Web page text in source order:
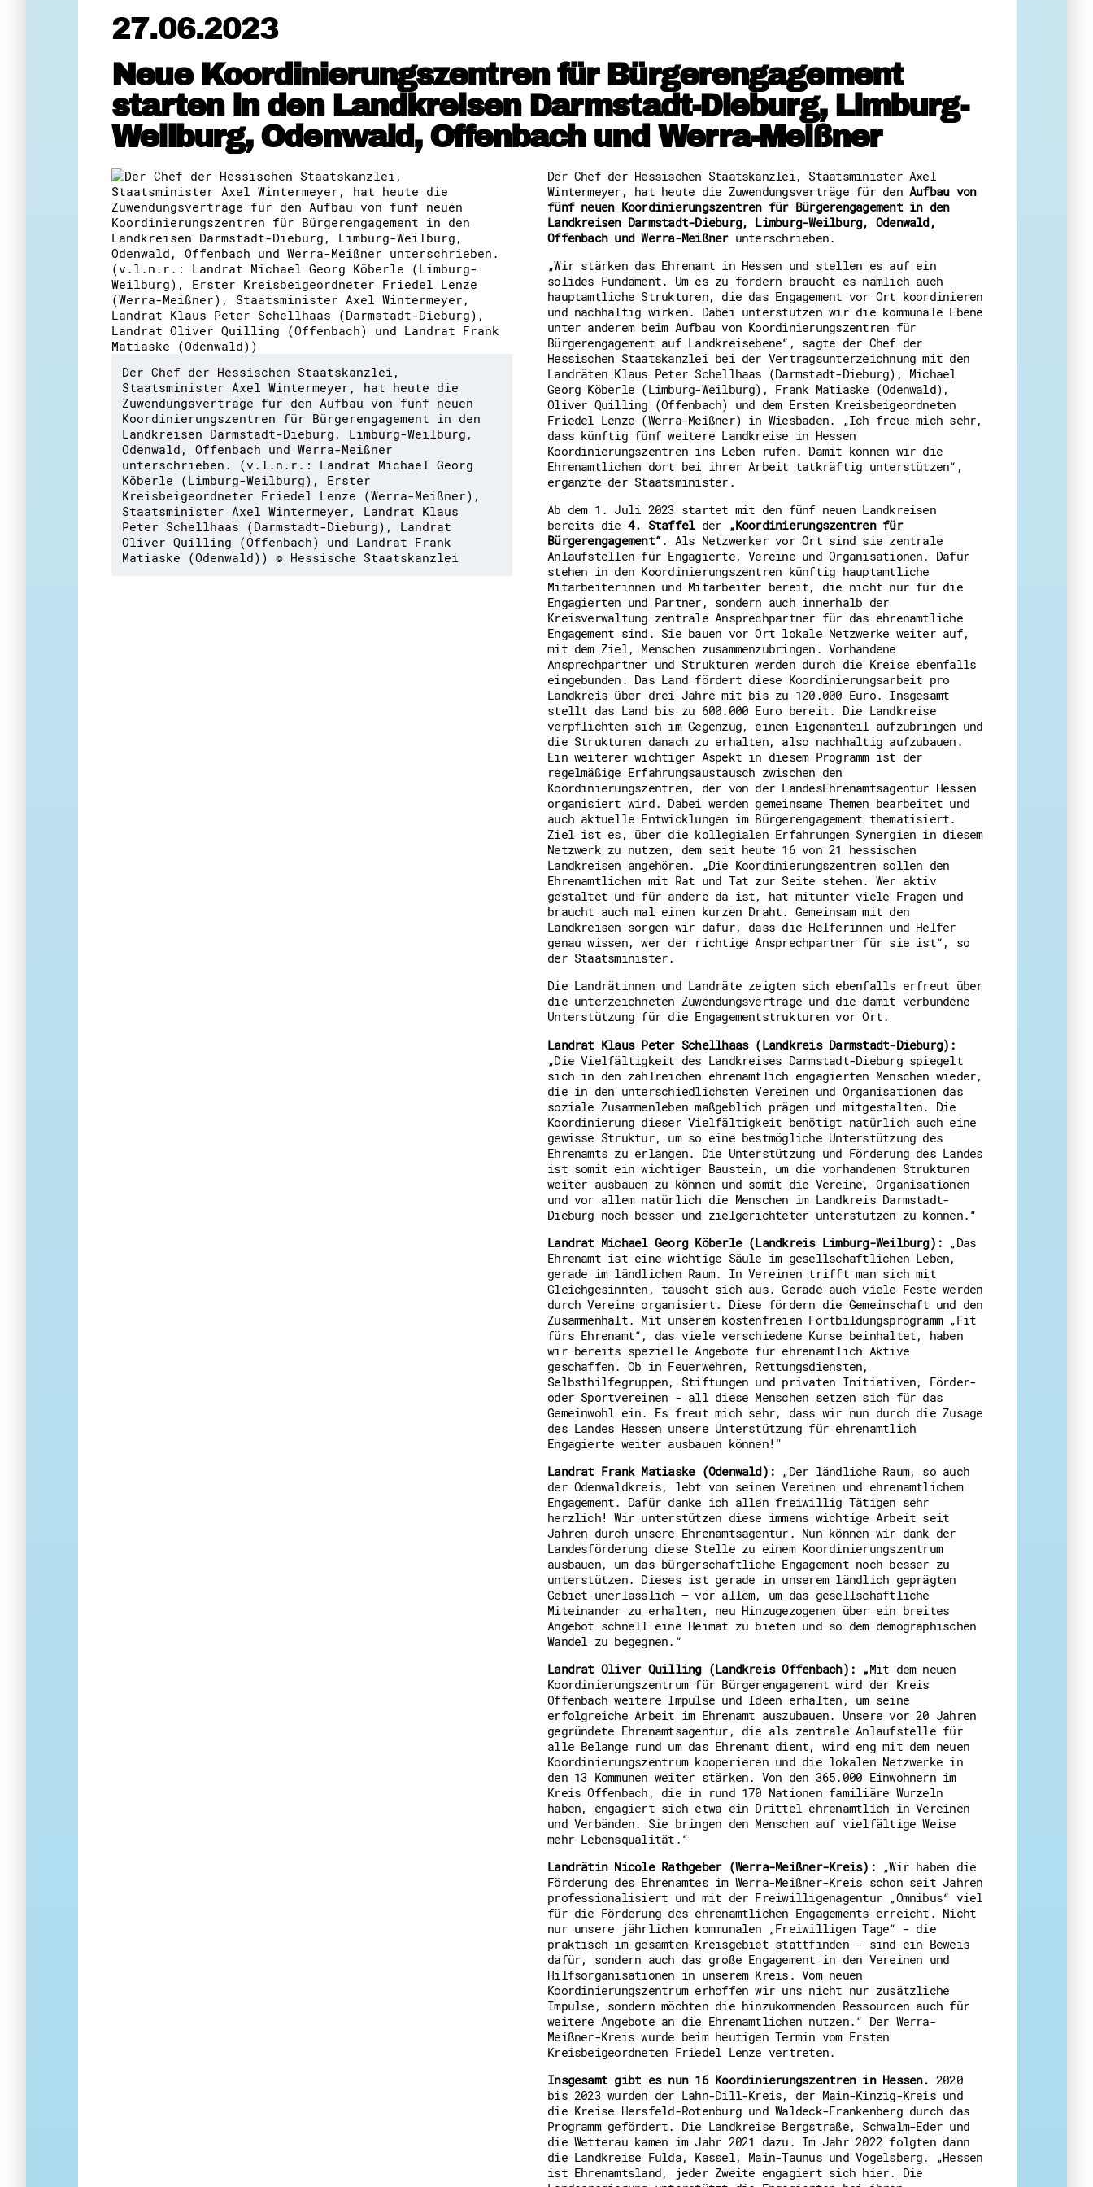
Service-Learning
Mach dich schlau
GEMA-Pakt
Di@-Lotsen in Hessen
Flüchtlingshilfe + Integration
Generationsübergreifend aktiv
Patenschaftsprojekte
Qualifizierung & Fortbildung
Stiftungen
Versicherungsschutz
Wissenswertes rund um dein Ehrenamt
Zahlen, Daten, Fakten aus Hessen
Service
Suche
Downloads
Kontakt
Impressum
Datenschutz
Erklärung zur Barrierefreiheit
Barriere melden
27.06.2023
Neue Koordinierungszentren für Bürgerengagement
starten in den Landkreisen Darmstadt-Dieburg, Limburg-
Weilburg, Odenwald, Offenbach und Werra-Meißner
Der Chef der Hessischen Staatskanzlei,
Staatsminister Axel Wintermeyer, hat heute die
Zuwendungsverträge für den Aufbau von fünf neuen
Koordinierungszentren für Bürgerengagement in den
Landkreisen Darmstadt-Dieburg, Limburg-Weilburg,
Odenwald, Offenbach und Werra-Meißner
unterschrieben. (v.l.n.r.: Landrat Michael Georg
Köberle (Limburg-Weilburg), Erster
Kreisbeigeordneter Friedel Lenze (Werra-Meißner),
Staatsminister Axel Wintermeyer, Landrat Klaus
Peter Schellhaas (Darmstadt-Dieburg), Landrat
Oliver Quilling (Offenbach) und Landrat Frank
Matiaske (Odenwald)) © Hessische Staatskanzlei
Der Chef der Hessischen Staatskanzlei, Staatsminister Axel
Wintermeyer, hat heute die Zuwendungsverträge für den Aufbau von
fünf neuen Koordinierungszentren für Bürgerengagement in den
Landkreisen Darmstadt-Dieburg, Limburg-Weilburg, Odenwald,
Offenbach und Werra-Meißnerunterschrieben.
„Wir stärken das Ehrenamt in Hessen und stellen es auf ein
solides Fundament. Um es zu fördern braucht es nämlich auch
hauptamtliche Strukturen, die das Engagement vor Ort koordinieren
und nachhaltig wirken. Dabei unterstützen wir die kommunale Ebene
unter anderem beim Aufbau von Koordinierungszentren für
Bürgerengagement auf Landkreisebene“, sagte der Chef der
Hessischen Staatskanzlei bei der Vertragsunterzeichnung mit den
Landräten Klaus Peter Schellhaas (Darmstadt-Dieburg), Michael
Georg Köberle (Limburg-Weilburg), Frank Matiaske (Odenwald),
Oliver Quilling (Offenbach) und dem Ersten Kreisbeigeordneten
Friedel Lenze (Werra-Meißner) in Wiesbaden. „Ich freue mich sehr,
dass künftig fünf weitere Landkreise in Hessen
Koordinierungszentren ins Leben rufen. Damit können wir die
Ehrenamtlichen dort bei ihrer Arbeit tatkräftig unterstützen“,
ergänzte der Staatsminister.
Ab dem 1. Juli 2023 startet mit den fünf neuen Landkreisen
bereits die 4. Staffelder „Koordinierungszentren für
Bürgerengagement“. Als Netzwerker vor Ort sind sie zentrale
Anlaufstellen für Engagierte, Vereine und Organisationen. Dafür
stehen in den Koordinierungszentren künftig hauptamtliche
Mitarbeiterinnen und Mitarbeiter bereit, die nicht nur für die
Engagierten und Partner, sondern auch innerhalb der
Kreisverwaltung zentrale Ansprechpartner für das ehrenamtliche
Engagement sind. Sie bauen vor Ort lokale Netzwerke weiter auf,
mit dem Ziel, Menschen zusammenzubringen. Vorhandene
Ansprechpartner und Strukturen werden durch die Kreise ebenfalls
eingebunden. Das Land fördert diese Koordinierungsarbeit pro
Landkreis über drei Jahre mit bis zu 120.000 Euro. Insgesamt
stellt das Land bis zu 600.000 Euro bereit. Die Landkreise
verpflichten sich im Gegenzug, einen Eigenanteil aufzubringen und
die Strukturen danach zu erhalten, also nachhaltig aufzubauen.
Ein weiterer wichtiger Aspekt in diesem Programm ist der
regelmäßige Erfahrungsaustausch zwischen den
Koordinierungszentren, der von der LandesEhrenamtsagentur Hessen
organisiert wird. Dabei werden gemeinsame Themen bearbeitet und
auch aktuelle Entwicklungen im Bürgerengagement thematisiert.
Ziel ist es, über die kollegialen Erfahrungen Synergien in diesem
Netzwerk zu nutzen, dem seit heute 16 von 21 hessischen
Landkreisen angehören. „Die Koordinierungszentren sollen den
Ehrenamtlichen mit Rat und Tat zur Seite stehen. Wer aktiv
gestaltet und für andere da ist, hat mitunter viele Fragen und
braucht auch mal einen kurzen Draht. Gemeinsam mit den
Landkreisen sorgen wir dafür, dass die Helferinnen und Helfer
genau wissen, wer der richtige Ansprechpartner für sie ist“, so
der Staatsminister.
Die Landrätinnen und Landräte zeigten sich ebenfalls erfreut über
die unterzeichneten Zuwendungsverträge und die damit verbundene
Unterstützung für die Engagementstrukturen vor Ort.
Landrat Klaus Peter Schellhaas (Landkreis Darmstadt-Dieburg):
„Die Vielfältigkeit des Landkreises Darmstadt-Dieburg spiegelt
sich in den zahlreichen ehrenamtlich engagierten Menschen wieder,
die in den unterschiedlichsten Vereinen und Organisationen das
soziale Zusammenleben maßgeblich prägen und mitgestalten. Die
Koordinierung dieser Vielfältigkeit benötigt natürlich auch eine
gewisse Struktur, um so eine bestmögliche Unterstützung des
Ehrenamts zu erlangen. Die Unterstützung und Förderung des Landes
ist somit ein wichtiger Baustein, um die vorhandenen Strukturen
weiter ausbauen zu können und somit die Vereine, Organisationen
und vor allem natürlich die Menschen im Landkreis Darmstadt-
Dieburg noch besser und zielgerichteter unterstützen zu können.“
Landrat Michael Georg Köberle (Landkreis Limburg-Weilburg): „Das
Ehrenamt ist eine wichtige Säule im gesellschaftlichen Leben,
gerade im ländlichen Raum. In Vereinen trifft man sich mit
Gleichgesinnten, tauscht sich aus. Gerade auch viele Feste werden
durch Vereine organisiert. Diese fördern die Gemeinschaft und den
Zusammenhalt. Mit unserem kostenfreien Fortbildungsprogramm „Fit
fürs Ehrenamt“, das viele verschiedene Kurse beinhaltet, haben
wir bereits spezielle Angebote für ehrenamtlich Aktive
geschaffen. Ob in Feuerwehren, Rettungsdiensten,
Selbsthilfegruppen, Stiftungen und privaten Initiativen, Förder-
oder Sportvereinen - all diese Menschen setzen sich für das
Gemeinwohl ein. Es freut mich sehr, dass wir nun durch die Zusage
des Landes Hessen unsere Unterstützung für ehrenamtlich
Engagierte weiter ausbauen können!"
Landrat Frank Matiaske (Odenwald): „Der ländliche Raum, so auch
der Odenwaldkreis, lebt von seinen Vereinen und ehrenamtlichem
Engagement. Dafür danke ich allen freiwillig Tätigen sehr
herzlich! Wir unterstützen diese immens wichtige Arbeit seit
Jahren durch unsere Ehrenamtsagentur. Nun können wir dank der
Landesförderung diese Stelle zu einem Koordinierungszentrum
ausbauen, um das bürgerschaftliche Engagement noch besser zu
unterstützen. Dieses ist gerade in unserem ländlich geprägten
Gebiet unerlässlich – vor allem, um das gesellschaftliche
Miteinander zu erhalten, neu Hinzugezogenen über ein breites
Angebot schnell eine Heimat zu bieten und so dem demographischen
Wandel zu begegnen.“
Landrat Oliver Quilling (Landkreis Offenbach): „Mit dem neuen
Koordinierungszentrum für Bürgerengagement wird der Kreis
Offenbach weitere Impulse und Ideen erhalten, um seine
erfolgreiche Arbeit im Ehrenamt auszubauen. Unsere vor 20 Jahren
gegründete Ehrenamtsagentur, die als zentrale Anlaufstelle für
alle Belange rund um das Ehrenamt dient, wird eng mit dem neuen
Koordinierungszentrum kooperieren und die lokalen Netzwerke in
den 13 Kommunen weiter stärken. Von den 365.000 Einwohnern im
Kreis Offenbach, die in rund 170 Nationen familiäre Wurzeln
haben, engagiert sich etwa ein Drittel ehrenamtlich in Vereinen
und Verbänden. Sie bringen den Menschen auf vielfältige Weise
mehr Lebensqualität.“
Landrätin Nicole Rathgeber (Werra-Meißner-Kreis): „Wir haben die
Förderung des Ehrenamtes im Werra-Meißner-Kreis schon seit Jahren
professionalisiert und mit der Freiwilligenagentur „Omnibus“ viel
für die Förderung des ehrenamtlichen Engagements erreicht. Nicht
nur unsere jährlichen kommunalen „Freiwilligen Tage“ - die
praktisch im gesamten Kreisgebiet stattfinden - sind ein Beweis
dafür, sondern auch das große Engagement in den Vereinen und
Hilfsorganisationen in unserem Kreis. Vom neuen
Koordinierungszentrum erhoffen wir uns nicht nur zusätzliche
Impulse, sondern möchten die hinzukommenden Ressourcen auch für
weitere Angebote an die Ehrenamtlichen nutzen.“ Der Werra-
Meißner-Kreis wurde beim heutigen Termin vom Ersten
Kreisbeigeordneten Friedel Lenze vertreten.
Insgesamt gibt es nun 16 Koordinierungszentren in Hessen. 2020
bis 2023 wurden der Lahn-Dill-Kreis, der Main-Kinzig-Kreis und
die Kreise Hersfeld-Rotenburg und Waldeck-Frankenberg durch das
Programm gefördert. Die Landkreise Bergstraße, Schwalm-Eder und
die Wetterau kamen im Jahr 2021 dazu. Im Jahr 2022 folgten dann
die Landkreise Fulda, Kassel, Main-Taunus und Vogelsberg. „Hessen
ist Ehrenamtsland, jeder Zweite engagiert sich hier. Die